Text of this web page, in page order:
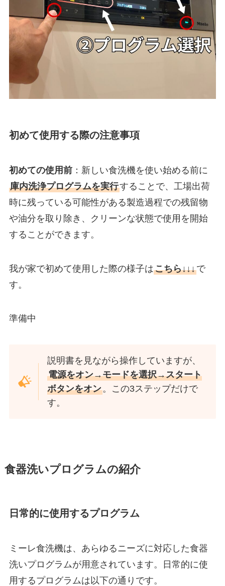
初めて使用する際の注意事項
初めての使用前：新しい食洗機を使い始める前に
庫内洗浄プログラムを実行することで、工場出荷
時に残っている可能性がある製造過程での残留物
や油分を取り除き、クリーンな状態で使用を開始
することができます。
我が家で初めて使用した際の様子はこちら↓↓↓で
す。
準備中
説明書を見ながら操作していますが、
電源をオン→モードを選択→スタート
ボタンをオン。この3ステップだけで
す。
食器洗いプログラムの紹介
日常的に使用するプログラム
ミーレ食洗機は、あらゆるニーズに対応した食器
洗いプログラムが用意されています。日常的に使
用するプログラムは以下の通りです。